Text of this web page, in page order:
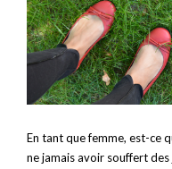
En tant que femme, est-ce
ne jamais avoir souffert